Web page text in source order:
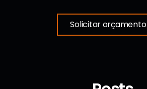
Solicitar orçamento